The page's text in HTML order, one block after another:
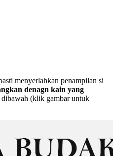
menyerlahkan penampilan si
denagn kain yang
dibawah (klik gambar untuk